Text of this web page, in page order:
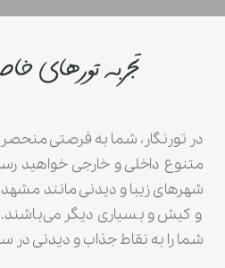
تجربه تورهای
در تورنگار، شما به فرصتی منحصر
متنوع داخلی و خارجی خواهید
شهرهای زیبا و دیدنی مانند
و کیش و بسیاری دیگر
شما را به نقاط جذاب و دیدنی در